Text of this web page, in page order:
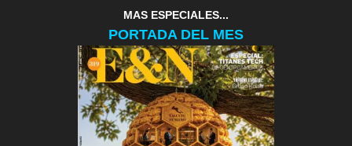
MAS ESPECIALES...
PORTADA DEL MES